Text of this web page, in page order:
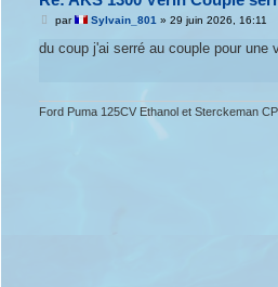
M
s
par Sylvain_801 »29 juin 2026, 16:11
du coup j'ai serré au couple pour
Ford Puma 125CV Ethanol et Sterckeman